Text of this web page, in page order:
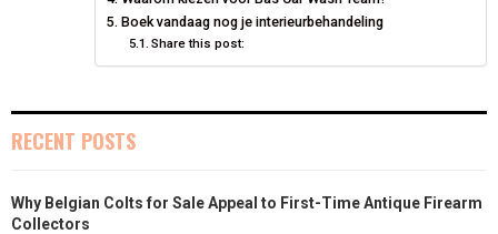
Boek vandaag nog je interieurbehandeling
Share this post:
RECENT POSTS
Why Belgian Colts for Sale Appeal to First-Time Antique Firearm
Collectors